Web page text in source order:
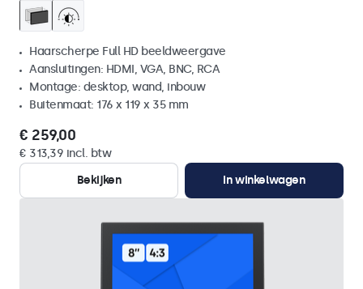
Haarscherpe Full HD beeldweergave
Aansluitingen: HDMI, VGA, BNC, RCA
Montage: desktop, wand, inbouw
Buitenmaat: 176 x 119 x 35 mm
€ 259,00
€ 313,39 incl. btw
Bekijken
In winkelwagen